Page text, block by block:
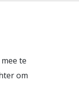
te
om